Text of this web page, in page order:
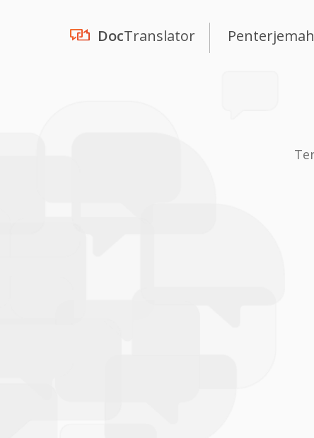
DocTranslator Penterjemah